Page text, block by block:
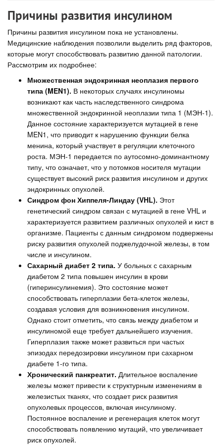
Причины развития инсулином
Причины развития инсулином пока не установлены.
Медицинские наблюдения позволили выделить ряд факторов,
которые могут способствовать развитию данной патологии.
Рассмотрим их подробнее:
Множественная эндокринная неоплазия первого
типа (MEN1). В некоторых случаях инсулиномы
возникают как часть наследственного синдрома
множественной эндокринной неоплазии типа 1 (МЭН-1).
Данное состояние характеризуется мутацией в гене
MEN1, что приводит к нарушению функции белка
менина, который участвует в регуляции клеточного
роста. МЭН-1 передается по аутосомно-доминантному
типу, что означает, что у потомков носителя мутации
существует высокий риск развития инсулином и других
эндокринных опухолей.
Синдром фон Хиппеля-Линдау (VHL). Этот
генетический синдром связан с мутацией в гене VHL и
характеризуется развитием различных опухолей и кист в
организме. Пациенты с данным синдромом подвержены
риску развития опухолей поджелудочной железы, в том
числе и инсулином.
Сахарный диабет 2 типа. У больных с сахарным
диабетом 2 типа повышен инсулин в крови
(гиперинсулинемия). Это состояние может
способствовать гиперплазии бета-клеток железы,
создавая условия для возникновения инсулином.
Однако стоит отметить, что связь между диабетом и
инсулиномой еще требует дальнейшего изучения.
Гиперплазия также может развиться при частых
эпизодах передозировки инсулином при сахарном
диабете 1-го типа.
Хронический панкреатит. Длительное воспаление
железы может привести к структурным изменениям в
железистых тканях, что создает риск развития
опухолевых процессов, включая инсулиному.
Постоянное воспаление и регенерация клеток могут
способствовать появлению мутаций, что увеличивает
риск опухолей.